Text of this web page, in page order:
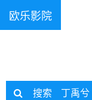
欧乐影院
搜索 丁禹兮